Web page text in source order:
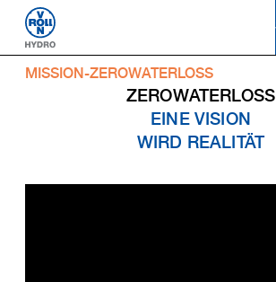
MISSION-ZEROWATERLOSS
ZEROWATERLOSS
EINE VISION
WIRD REALITÄT